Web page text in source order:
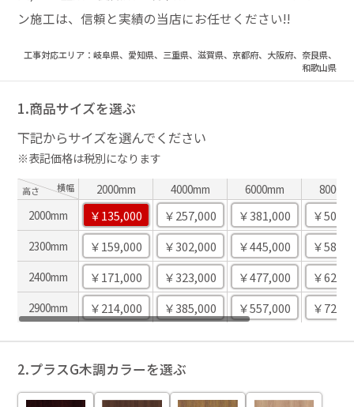
ン施工は、信頼と実績の当店にお任せください!!
工事対応エリア：岐阜県、愛知県、三重県、滋賀県、京都府、大阪府、奈良県、
和歌山県
1.商品サイズを選ぶ
下記からサイズを選んでください
※表記価格は税別になります
高さ 横幅 2000mm 4000mm 6000mm
2000mm
￥135,000 ￥257,000 ￥381,000 ￥
2300mm ￥159,000 ￥302,000 ￥445,000 ￥
2400mm ￥171,000 ￥323,000 ￥477,000 ￥
2900mm ￥214,000 ￥385,000 ￥557,000 ￥
2.プラスG木調カラーを選ぶ